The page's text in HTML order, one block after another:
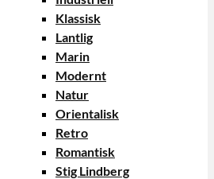
Klassisk
Lantlig
Marin
Modernt
Natur
Orientalisk
Retro
Romantisk
Stig Lindberg